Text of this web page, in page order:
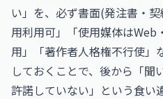
い」を、必ず書面(発注書・
用利用可」「使用媒体はWeb
用」「著作者人格権不行使」
しておくことで、後から「聞
許諾していない」という食い